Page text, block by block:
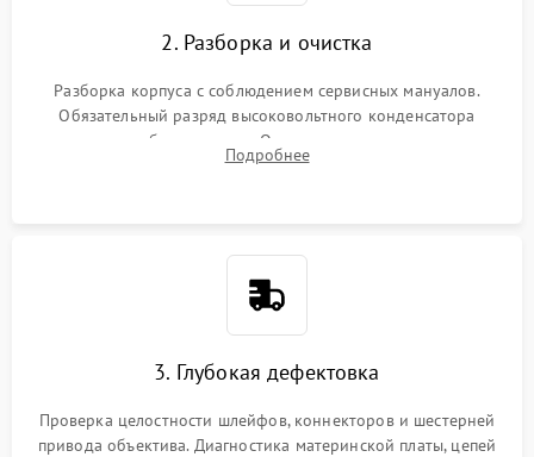
2. Разборка и очистка
Разборка корпуса с соблюдением сервисных мануалов.
Обязательный разряд высоковольтного конденсатора
вспышки для безопасности. Очистка внутренних узлов от
пыли, песка и следов влаги с помощью спецсредств.
Подробнее
3. Глубокая дефектовка
Проверка целостности шлейфов, коннекторов и шестерней
привода объектива. Диагностика материнской платы, цепей